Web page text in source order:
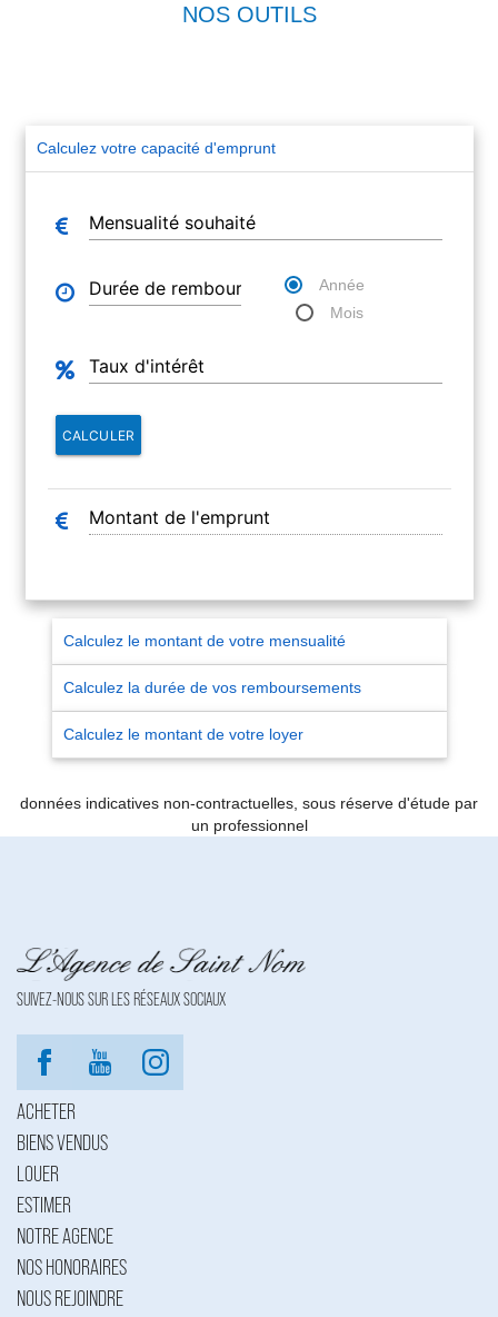
NOS OUTILS
Calculez votre capacité d'emprunt
Année
Mois
CALCULER
Calculez le montant de votre mensualité
Calculez la durée de vos remboursements
Calculez le montant de votre loyer
données indicatives non-contractuelles, sous réserve d'étude par
un professionnel
SUIVEZ-NOUS SUR LES RÉSEAUX SOCIAUX
ACHETER
BIENS VENDUS
LOUER
ESTIMER
NOTRE AGENCE
NOS HONORAIRES
NOUS REJOINDRE